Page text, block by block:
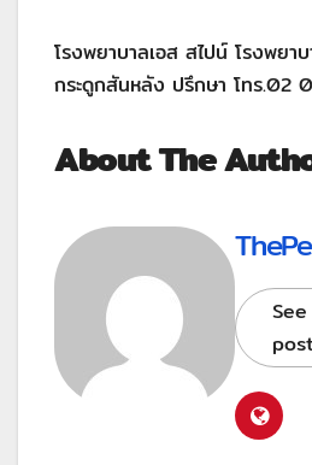
โรงพยาบาลเอส สไปน์ โรงพยา
กระดูกสันหลัง ปรึกษา โทร.02
About The